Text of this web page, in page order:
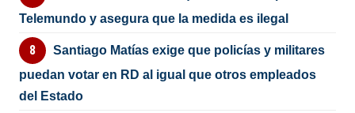
Telemundo y asegura que la medida es ilegal
Santiago Matías exige que policías y militares
puedan votar en RD al igual que otros empleados
del Estado